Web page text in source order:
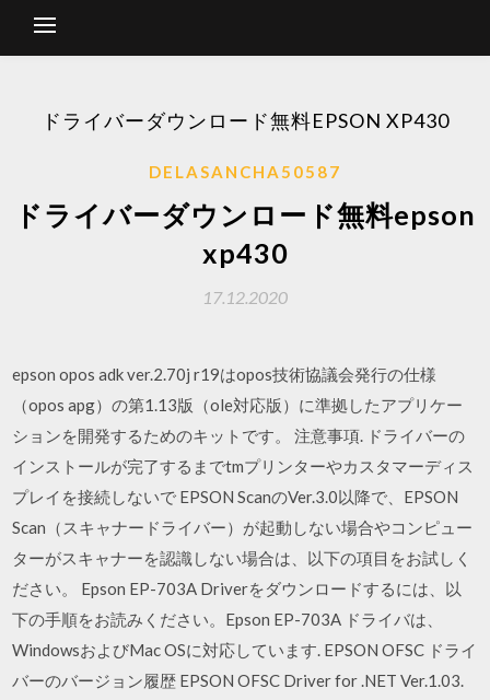
ドライバーダウンロード無料EPSON XP430
DELASANCHA50587
ドライバーダウンロード無料epson
xp430
17.12.2020
epson opos adk ver.2.70j r19はopos技術協議会発行の仕様
（opos apg）の第1.13版（ole対応版）に準拠したアプリケー
ションを開発するためのキットです。 注意事項. ドライバーの
インストールが完了するまでtmプリンターやカスタマーディス
プレイを接続しないで EPSON ScanのVer.3.0以降で、EPSON
Scan（スキャナードライバー）が起動しない場合やコンピュー
ターがスキャナーを認識しない場合は、以下の項目をお試しく
ださい。 Epson EP-703A Driverをダウンロードするには、以
下の手順をお読みください。Epson EP-703A ドライバは、
WindowsおよびMac OSに対応しています. EPSON OFSC ドライ
バーのバージョン履歴 EPSON OFSC Driver for .NET Ver.1.03.